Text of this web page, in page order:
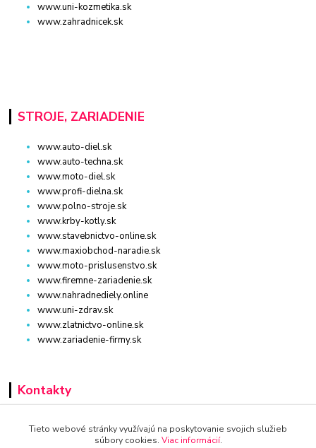
www.uni-kozmetika.sk
www.zahradnicek.sk
STROJE, ZARIADENIE
www.auto-diel.sk
www.auto-techna.sk
www.moto-diel.sk
www.profi-dielna.sk
www.polno-stroje.sk
www.krby-kotly.sk
www.stavebnictvo-online.sk
www.maxiobchod-naradie.sk
www.moto-prislusenstvo.sk
www.firemne-zariadenie.sk
www.nahradnediely.online
www.uni-zdrav.sk
www.zlatnictvo-online.sk
www.zariadenie-firmy.sk
Kontakty
+421 940 949 000
Tieto webové stránky využívajú na poskytovanie svojich služieb
súbory cookies. Viac informácií.